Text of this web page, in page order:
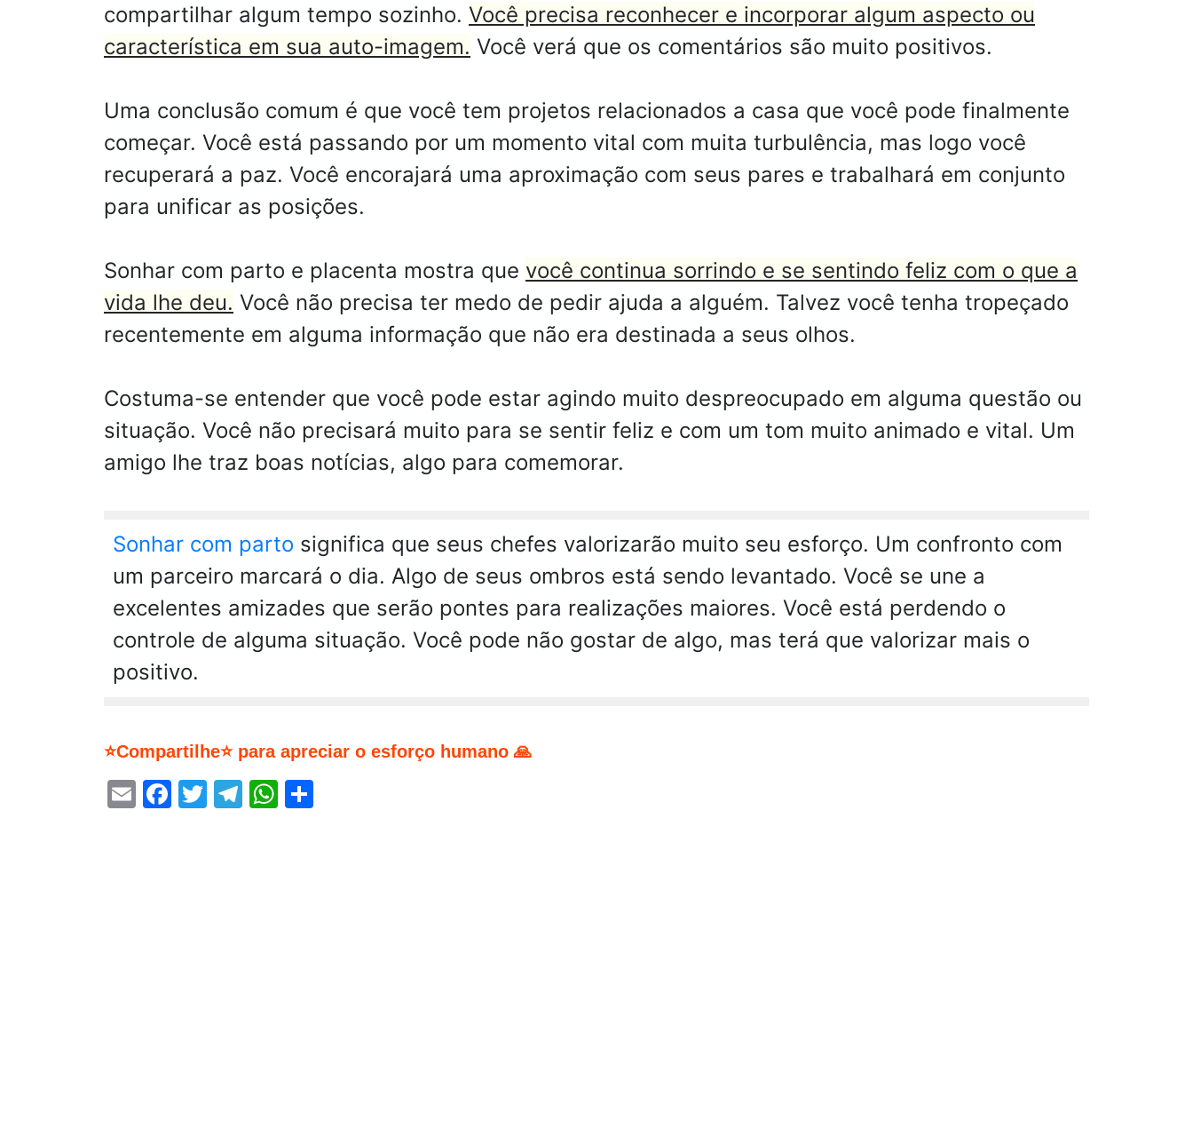
compartilhar algum tempo sozinho. Você precisa reconhecer e incorporar algum aspecto ou
característica em sua auto-imagem. Você verá que os comentários são muito positivos.
Uma conclusão comum é que você tem projetos relacionados a casa que você pode finalmente
começar. Você está passando por um momento vital com muita turbulência, mas logo você
recuperará a paz. Você encorajará uma aproximação com seus pares e trabalhará em conjunto
para unificar as posições.
Sonhar com parto e placenta mostra que você continua sorrindo e se sentindo feliz com o que a
vida lhe deu. Você não precisa ter medo de pedir ajuda a alguém. Talvez você tenha tropeçado
recentemente em alguma informação que não era destinada a seus olhos.
Costuma-se entender que você pode estar agindo muito despreocupado em alguma questão ou
situação. Você não precisará muito para se sentir feliz e com um tom muito animado e vital. Um
amigo lhe traz boas notícias, algo para comemorar.
Sonhar com parto significa que seus chefes valorizarão muito seu esforço. Um confronto com
um parceiro marcará o dia. Algo de seus ombros está sendo levantado. Você se une a
excelentes amizades que serão pontes para realizações maiores. Você está perdendo o
controle de alguma situação. Você pode não gostar de algo, mas terá que valorizar mais o
positivo.
⭐Compartilhe⭐ para apreciar o esforço humano 🙏
EmailFacebook
Twitter
Telegram
WhatsApp